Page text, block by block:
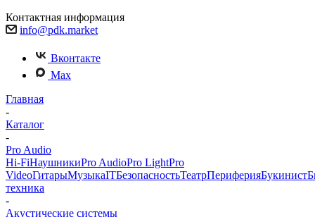
Контактная информация
info@pdk.market
Вконтакте
Max
Главная
-
Каталог
-
Pro Audio
Hi-FiНаушникиPro AudioPro LightPro
VideoГитарыМузыкаITБезопасностьТеатрПериферияБукинист
техника
-
Акустические системы